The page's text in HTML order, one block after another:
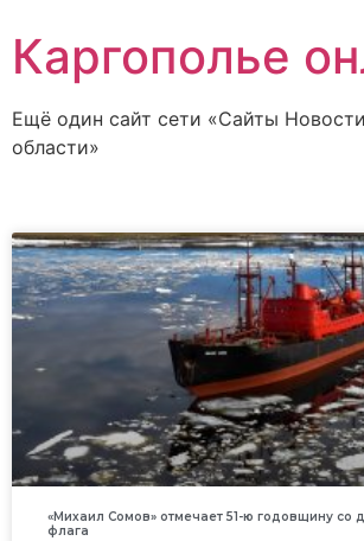
Каргополье
Ещё один сайт сети «Сайты
области»
«Михаил Сомов» отмечает 51-ю годовщину со
флага